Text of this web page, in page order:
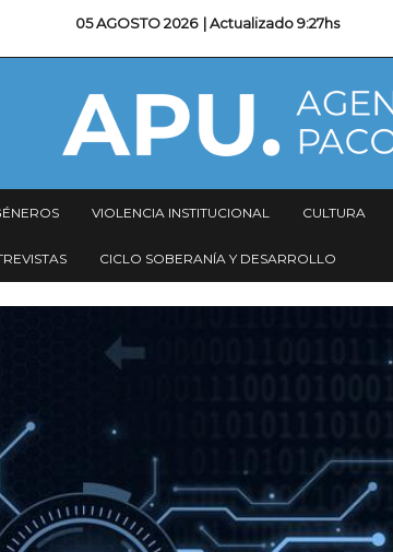
05 AGOSTO 2026 | Actualizado9:27hs
VIOLENCIA INSTITUCIONAL CULTURA
CICLO SOBERANÍA Y DESARROLLO